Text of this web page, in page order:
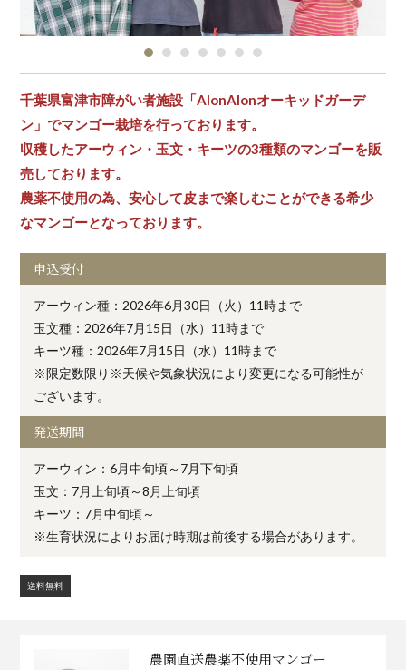
千葉県富津市障がい者施設「AlonAlonオーキッドガーデ
ン」でマンゴー栽培を行っております。
収穫したアーウィン・玉文・キーツの3種類のマンゴーを販
売しております。
農薬不使用の為、安心して皮まで楽しむことができる希少
なマンゴーとなっております。
申込受付
アーウィン種：2026年6月30日（火）11時まで
玉文種：2026年7月15日（水）11時まで
キーツ種：2026年7月15日（水）11時まで
※限定数限り※天候や気象状況により変更になる可能性が
ございます。
発送期間
アーウィン：6月中旬頃～7月下旬頃
玉文：7月上旬頃～8月上旬頃
キーツ：7月中旬頃～
※生育状況によりお届け時期は前後する場合があります。
送料無料
農園直送農薬不使用マンゴー